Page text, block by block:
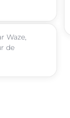
Waze,
de